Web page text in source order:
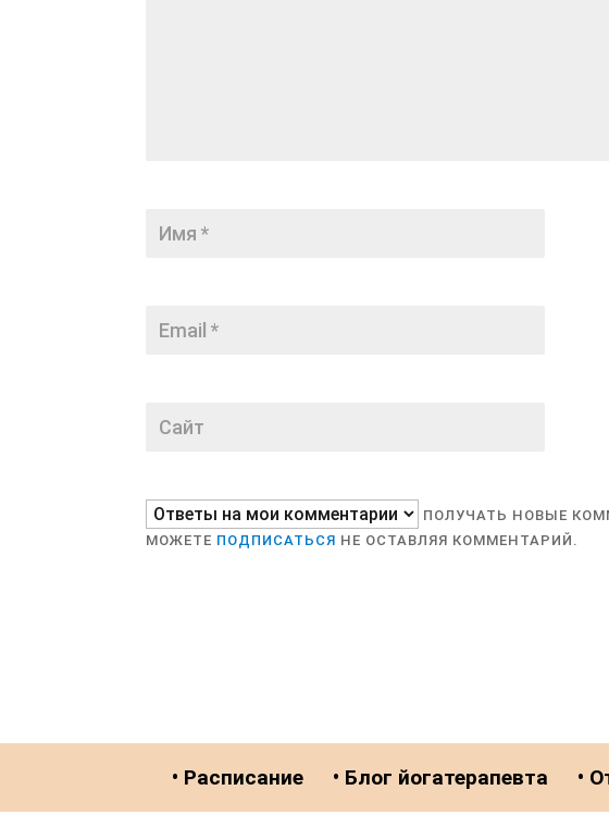
ПОЛУЧАТЬ НОВЫЕ
МОЖЕТЕ ПОДПИСАТЬСЯ НЕ ОСТАВЛЯЯ КОММЕНТАРИЙ.
• Расписание • Блог йогатерапевта •